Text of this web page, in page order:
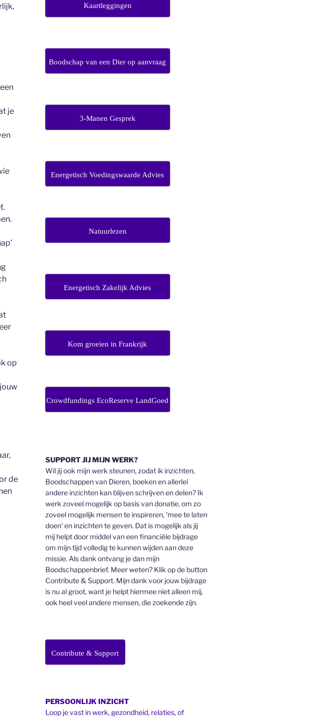
je
op
de
Kaartleggingen
Boodschap van een Dier op aanvraag
3-Manen Gesprek
Energetisch Voedingswaarde Advies
Natuurlezen
Energetisch Zakelijk Advies
Kom groeien in Frankrijk
Crowdfundings EcoReserve LandGoed
SUPPORT JIJ MIJN WERK?
Wil jij ook mijn werk steunen, zodat ik inzichten,
Boodschappen van Dieren, boeken en allerlei
andere inzichten kan blijven schrijven en delen? Ik
werk zoveel mogelijk op basis van donatie, om zo
zoveel mogelijk mensen te inspireren, 'mee te laten
doen' en inzichten te geven. Dat is mogelijk als jij
mij helpt door middel van een financiële bijdrage
om mijn tijd volledig te kunnen wijden aan deze
missie. Als dank ontvang je dan mijn
Boodschappenbrief. Meer weten? Klik op de button
Contribute & Support. Mijn dank voor jouw bijdrage
is nu al groot, want je helpt hiermee niet alleen mij,
ook heel veel andere mensen, die zoekende zijn.
Contribute & Support
PERSOONLIJK INZICHT
Loop je vast in werk, gezondheid, relaties, of